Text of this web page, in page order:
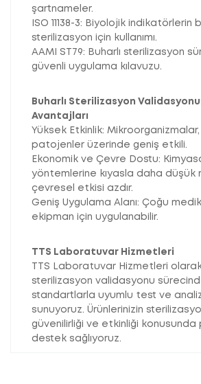
şartnameler.
ISO 11138-3: Biyolojik indikatörlerin
sterilizasyon için kullanımı.
AAMI ST79: Buharlı sterilizasyon
güvenli uygulama kılavuzu.
Buharlı Sterilizasyon
Avantajları
Yüksek Etkinlik:
patojenler üzerinde geniş etkili.
Ekonomik ve Çevre Dostu:
yöntemlerine kıyasla daha düşük
çevresel etkisi azdır.
Geniş Uygulama Alanı: Çoğu
ekipman için uygulanabilir.
TTS Laboratuvar Hizmetleri
TTS Laboratuvar Hizmetleri olarak,
sterilizasyon validasyonu
standartlarla uyumlu test ve
sunuyoruz. Ürünlerinizin
güvenilirliği ve etkinliği konusunda
destek sağlıyoruz.